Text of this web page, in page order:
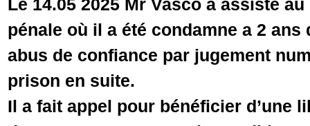
Le 14.05 2025 Mr Vasco a assisté
pénale où il a été condamne a 2
abus de confiance par jugement
prison en suite.
Il a fait appel pour bénéficier d’une